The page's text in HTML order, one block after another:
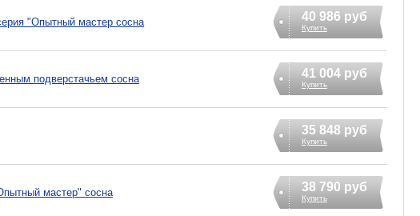
"Опытный мастер сосна 40 986 руб
Купить
подверстачьем сосна 41 004 руб
Купить
35 848 руб
Купить
мастер" сосна 38 790 руб
Купить